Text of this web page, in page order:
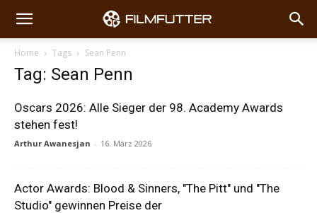
Home Tags Sean Penn
Tag: Sean Penn
Oscars 2026: Alle Sieger der 98. Academy Awards
stehen fest!
Arthur Awanesjan - 16. März 2026
Actor Awards: Blood & Sinners, "The Pitt" und "The
Studio" gewinnen Preise der